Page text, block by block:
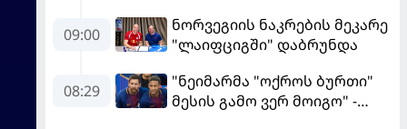
09:00
ნორვეგიის ნაკრების მეკარე
"ლაიფციგში" დაბრუნდა
08:29
"ნეიმარმა "ოქროს ბურთი"
მესის გამო ვერ მოიგო" -